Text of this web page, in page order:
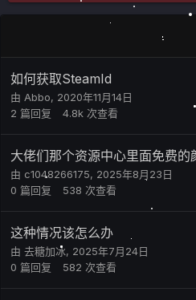
如何获取SteamId
由 Abbo, 2020年11月14日
2 篇回复 4.8k 次查看
大佬们那个资源中心里面免费的
由 c1048266175, 2025年8月23日
0 篇回复 538 次查看
这种情况该怎么办
由 去糖加冰, 2025年7月24日
0 篇回复 582 次查看